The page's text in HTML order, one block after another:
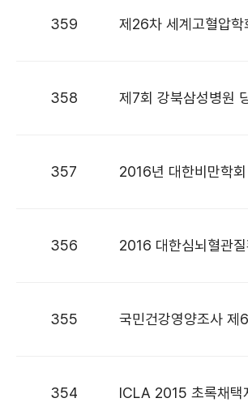
359 제26차 세계고혈압학
358 제7회 강북삼성병원
357 2016년 대한비만학
356 2016 대한심뇌혈관
355 국민건강영양조사
354 ICLA 2015 초록채택